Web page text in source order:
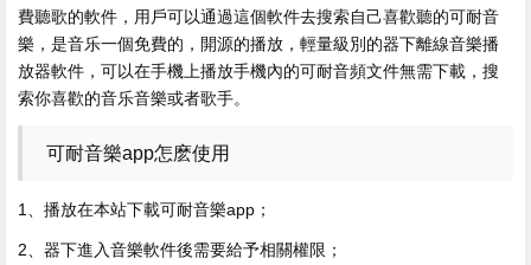
費聽歌的軟件，用戶可以通過這個軟件去搜索自己喜歡聽的可耐音
樂，是音乐一個免費的，開源的播放，輕量級別的器下離線音樂播
放器軟件，可以在手機上播放手機內的可耐音頻文件無需下載，搜
索你喜歡的音乐音樂或者歌手。
可耐音樂app怎麽使用
1、播放在本站下載可耐音樂app；
2、器下進入音樂軟件後需要給予相關權限；